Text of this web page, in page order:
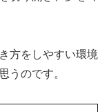
方をしやすい環境
うのです。